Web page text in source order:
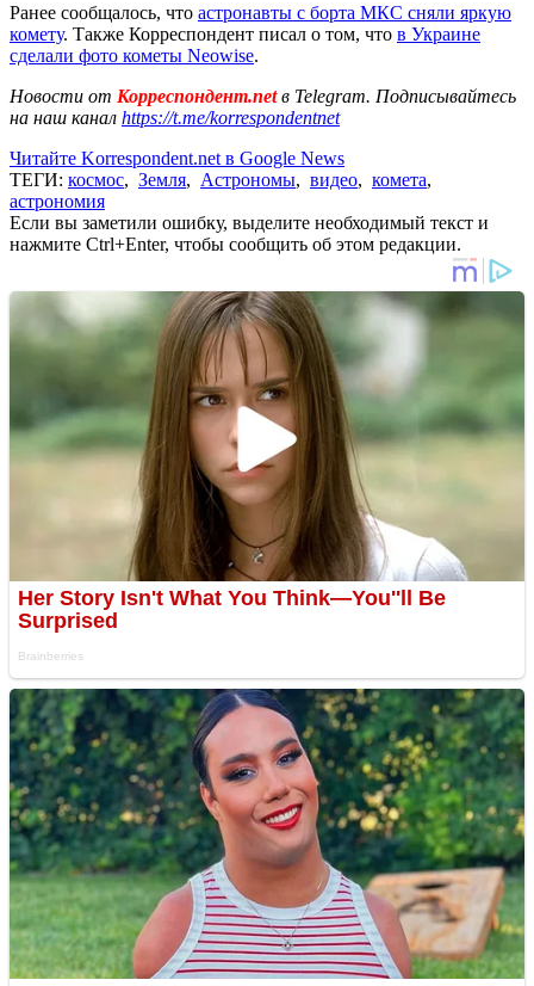
Ранее сообщалось, что астронавты с борта МКС сняли яркую
комету. Также Корреспондент писал о том, что в Украине
сделали фото кометы Neowise.
Новости от Корреспондент.netв Telegram. Подписывайтесь
на наш канал https://t.me/korrespondentnet
Читайте Korrespondent.net в Google News
ТЕГИ: космос, Земля, Астрономы, видео, комета,
астрономия
Если вы заметили ошибку, выделите необходимый текст и
нажмите Ctrl+Enter, чтобы сообщить об этом редакции.